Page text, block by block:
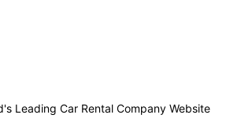
Leading Car Rental Company Website